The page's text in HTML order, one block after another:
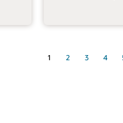
1
2 3 4